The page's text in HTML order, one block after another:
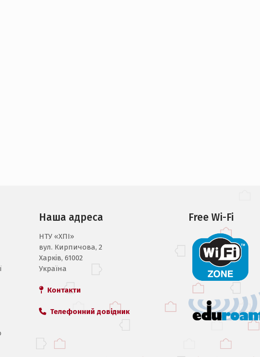
Наша адреса
НТУ «ХПI»
вул. Кирпичова, 2
Харків, 61002
Україна
Контакти
Телефонний довідник
Free Wi-Fi